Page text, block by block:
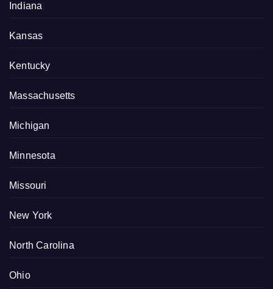
Indiana
Kansas
Kentucky
Massachusetts
Michigan
Minnesota
Missouri
New York
North Carolina
Ohio